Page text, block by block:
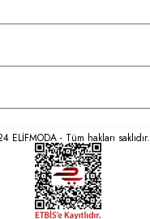
ELİFMODA - Tüm hakları saklıdır.